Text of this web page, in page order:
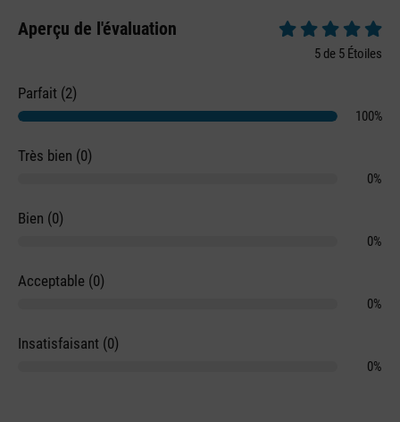
Aperçu de l'évaluation
Note moyenne de
5 de 5 Étoiles
Parfait (2)
100%
Très bien (0)
0%
Bien (0)
0%
Acceptable (0)
0%
Insatisfaisant (0)
0%